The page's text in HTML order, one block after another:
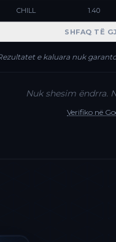
CHILL 1.40
SHFAQ TË
e kaluara nuk
Nuk shesim ëndrra.
Verifiko në